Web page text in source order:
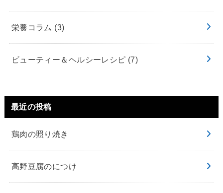
栄養コラム (3)
ビューティー＆ヘルシーレシピ (7)
最近の投稿
鶏肉の照り焼き
高野豆腐のにつけ